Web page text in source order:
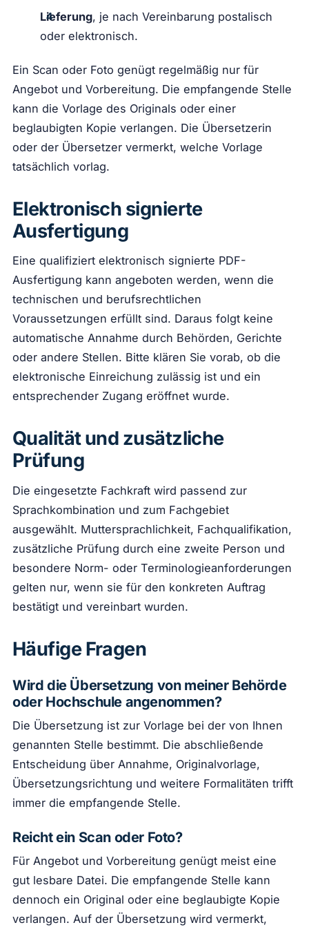
Lieferung, je nach Vereinbarung postalisch
oder elektronisch.
Ein Scan oder Foto genügt regelmäßig nur für
Angebot und Vorbereitung. Die empfangende Stelle
kann die Vorlage des Originals oder einer
beglaubigten Kopie verlangen. Die Übersetzerin
oder der Übersetzer vermerkt, welche Vorlage
tatsächlich vorlag.
Elektronisch signierte
Ausfertigung
Eine qualifiziert elektronisch signierte PDF-
Ausfertigung kann angeboten werden, wenn die
technischen und berufsrechtlichen
Voraussetzungen erfüllt sind. Daraus folgt keine
automatische Annahme durch Behörden, Gerichte
oder andere Stellen. Bitte klären Sie vorab, ob die
elektronische Einreichung zulässig ist und ein
entsprechender Zugang eröffnet wurde.
Qualität und zusätzliche
Prüfung
Die eingesetzte Fachkraft wird passend zur
Sprachkombination und zum Fachgebiet
ausgewählt. Muttersprachlichkeit, Fachqualifikation,
zusätzliche Prüfung durch eine zweite Person und
besondere Norm- oder Terminologieanforderungen
gelten nur, wenn sie für den konkreten Auftrag
bestätigt und vereinbart wurden.
Häufige Fragen
Wird die Übersetzung von meiner Behörde
oder Hochschule angenommen?
Die Übersetzung ist zur Vorlage bei der von Ihnen
genannten Stelle bestimmt. Die abschließende
Entscheidung über Annahme, Originalvorlage,
Übersetzungsrichtung und weitere Formalitäten trifft
immer die empfangende Stelle.
Reicht ein Scan oder Foto?
Für Angebot und Vorbereitung genügt meist eine
gut lesbare Datei. Die empfangende Stelle kann
dennoch ein Original oder eine beglaubigte Kopie
verlangen. Auf der Übersetzung wird vermerkt,